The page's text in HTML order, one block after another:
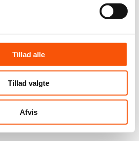
Tillad alle
Tillad valgte
Afvis